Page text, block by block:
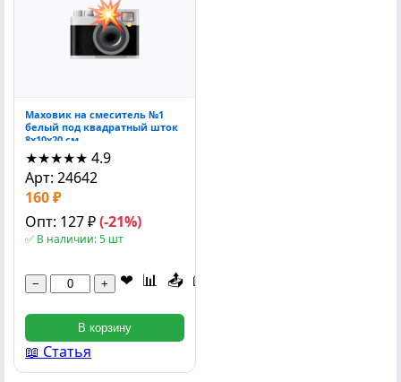
Маховик на смеситель №1
белый под квадратный шток
8x10x20 см
★★★★★ 4.9
Арт: 24642
160 ₽
Опт: 127 ₽(-21%)
✅ В наличии: 5 шт
− + ❤ 📊 📤 📖
В корзину
📖 Статья